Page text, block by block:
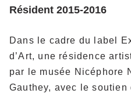
Résident 2015-2016
Dans le cadre du label
d’Art, une résidence
par le musée Nicéphore
Gauthey, avec le